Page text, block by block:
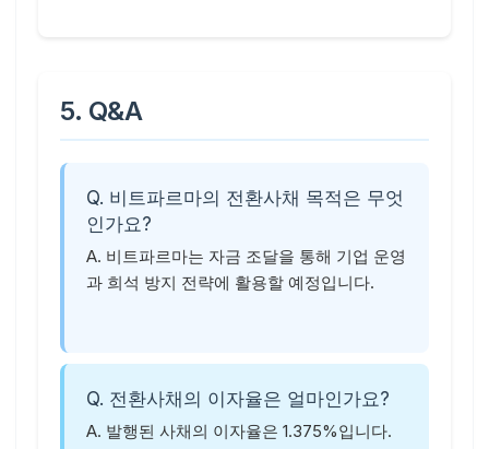
5. Q&A
Q. 비트파르마의 전환사채 목적은 무엇
인가요?
A. 비트파르마는 자금 조달을 통해 기업 운영
과 희석 방지 전략에 활용할 예정입니다.
Q. 전환사채의 이자율은 얼마인가요?
A. 발행된 사채의 이자율은 1.375%입니다.